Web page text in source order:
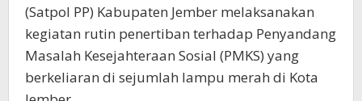
(Satpol PP) Kabupaten Jember melaksanakan
kegiatan rutin penertiban terhadap Penyandang
Masalah Kesejahteraan Sosial (PMKS) yang
berkeliaran di sejumlah lampu merah di Kota